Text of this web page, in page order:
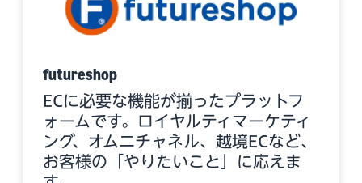
futureshop
ECに必要な機能が揃ったプラットフ
ォームです。ロイヤルティマーケティ
ング、オムニチャネル、越境ECなど、
お客様の「やりたいこと」に応えま